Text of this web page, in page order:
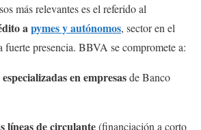
más relevantes es el referido al
a pymes y autónomos, sector en el
fuerte presencia. BBVA se compromete a:
en empresasde Banco
líneas de circulante(financiación a corto